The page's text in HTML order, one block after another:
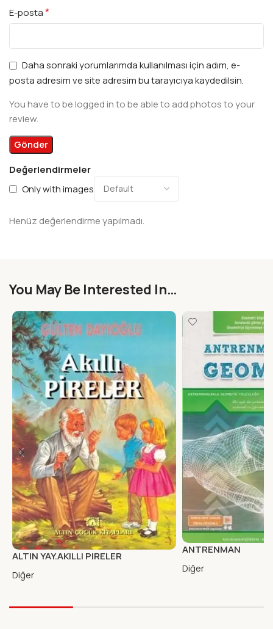
Değerlendirmeler
Only with images
Henüz değerlendirme yapılmadı.
E-posta*
Daha sonraki yorumlarımda kullanılması için adım, e-
posta adresim ve site adresim bu tarayıcıya kaydedilsin.
You have to be logged in to be able to add photos to your
review.
You May Be Interested In…
ALTIN YAY.AKILLI PIRELER
Diğer
ANTRENMAN
Diğer